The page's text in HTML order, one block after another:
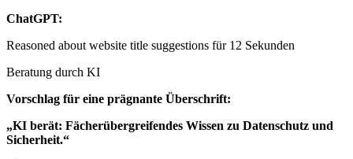
ChatGPT:
Reasoned about website title suggestions für 12 Sekunden
Beratung durch KI
Vorschlag für eine prägnante Überschrift:
„KI berät: Fächerübergreifendes Wissen zu Datenschutz und
Sicherheit.“